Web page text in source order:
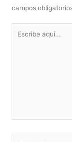
campos
aquí...